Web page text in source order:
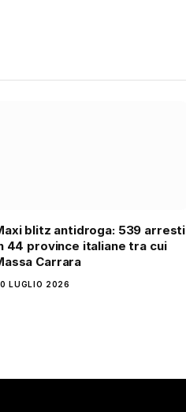
blitz antidroga: 539 arresti
44 province italiane tra cui
Carrara
LUGLIO 2026